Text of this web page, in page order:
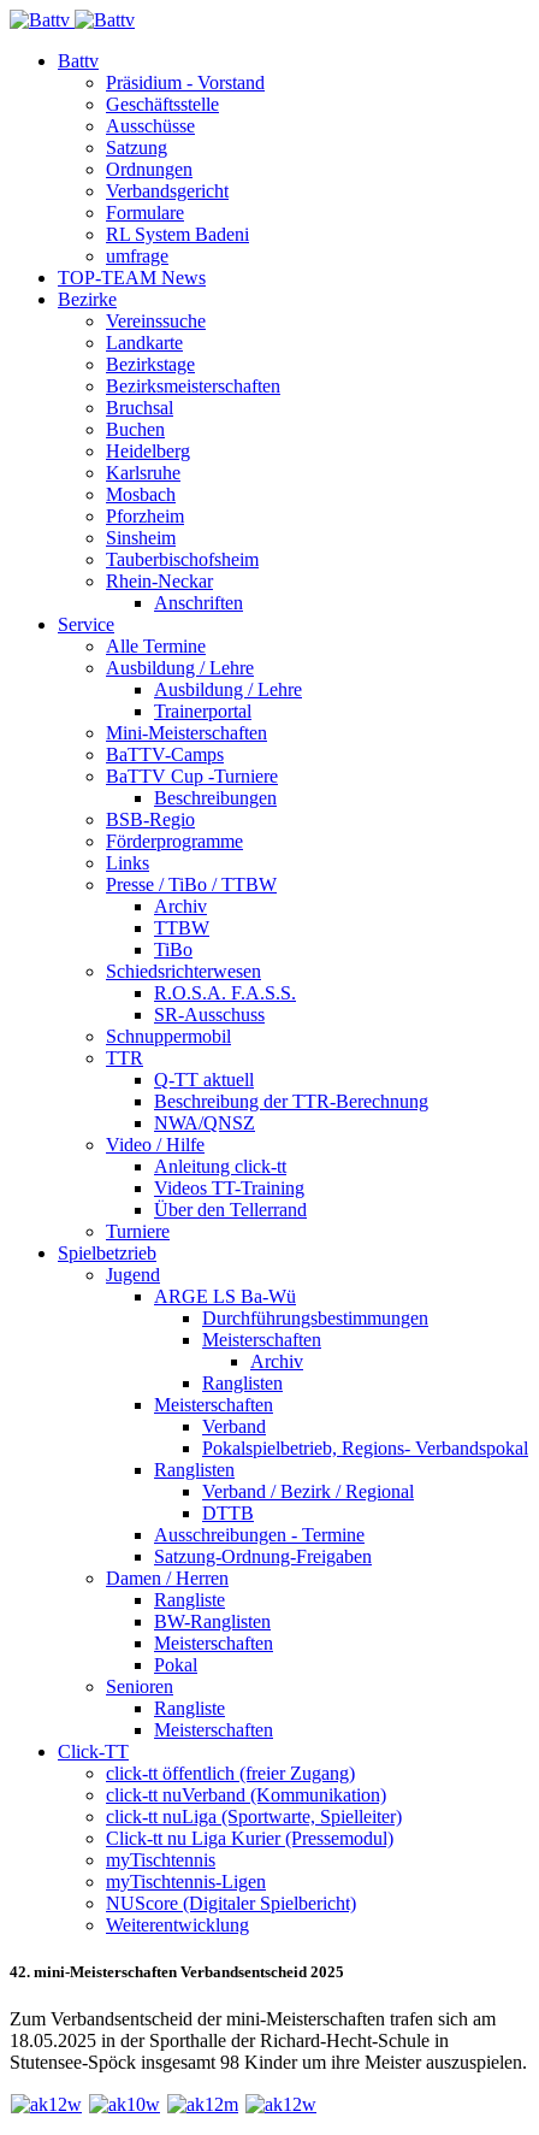
Battv
Präsidium - Vorstand
Geschäftsstelle
Ausschüsse
Satzung
Ordnungen
Verbandsgericht
Formulare
RL System Badeni
umfrage
TOP-TEAM News
Bezirke
Vereinssuche
Landkarte
Bezirkstage
Bezirksmeisterschaften
Bruchsal
Buchen
Heidelberg
Karlsruhe
Mosbach
Pforzheim
Sinsheim
Tauberbischofsheim
Rhein-Neckar
Anschriften
Service
Alle Termine
Ausbildung / Lehre
Ausbildung / Lehre
Trainerportal
Mini-Meisterschaften
BaTTV-Camps
BaTTV Cup -Turniere
Beschreibungen
BSB-Regio
Förderprogramme
Links
Presse / TiBo / TTBW
Archiv
TTBW
TiBo
Schiedsrichterwesen
R.O.S.A. F.A.S.S.
SR-Ausschuss
Schnuppermobil
TTR
Q-TT aktuell
Beschreibung der TTR-Berechnung
NWA/QNSZ
Video / Hilfe
Anleitung click-tt
Videos TT-Training
Über den Tellerrand
Turniere
Spielbetzrieb
Jugend
ARGE LS Ba-Wü
Durchführungsbestimmungen
Meisterschaften
Archiv
Ranglisten
Meisterschaften
Verband
Pokalspielbetrieb, Regions- Verbandspokal
Ranglisten
Verband / Bezirk / Regional
DTTB
Ausschreibungen - Termine
Satzung-Ordnung-Freigaben
Damen / Herren
Rangliste
BW-Ranglisten
Meisterschaften
Pokal
Senioren
Rangliste
Meisterschaften
Click-TT
click-tt öffentlich (freier Zugang)
click-tt nuVerband (Kommunikation)
click-tt nuLiga (Sportwarte, Spielleiter)
Click-tt nu Liga Kurier (Pressemodul)
myTischtennis
myTischtennis-Ligen
NUScore (Digitaler Spielbericht)
Weiterentwicklung
42. mini-Meisterschaften Verbandsentscheid 2025
Zum Verbandsentscheid der mini-Meisterschaften trafen sich am
18.05.2025 in der Sporthalle der Richard-Hecht-Schule in
Stutensee-Spöck insgesamt 98 Kinder um ihre Meister auszuspielen.